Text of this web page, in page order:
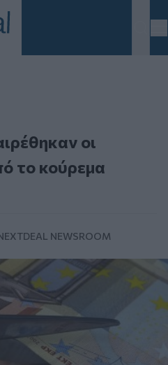
οι
το κούρεμα
NEWSROOM